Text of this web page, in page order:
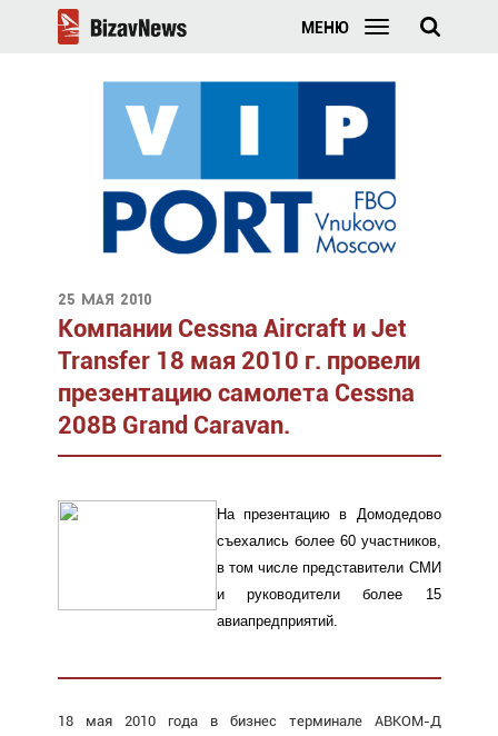
МЕНЮ
25 мая 2010
Компании Cessna Aircraft и Jet
Transfer 18 мая 2010 г. провели
презентацию самолета Cessna
208B Grand Caravan.
На презентацию в Домодедово
съехались более 60 участников,
в том числе представители СМИ
и руководители более 15
авиапредприятий.
18 мая 2010 года в бизнес терминале АВКОМ-Д